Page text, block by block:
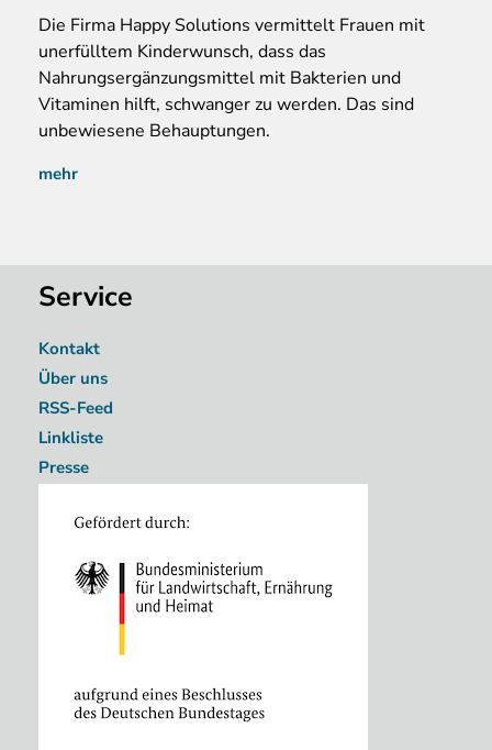
Die Firma Happy Solutions vermittelt Frauen mit
unerfülltem Kinderwunsch, dass das
Nahrungsergänzungsmittel mit Bakterien und
Vitaminen hilft, schwanger zu werden. Das sind
unbewiesene Behauptungen.
mehr
Service
Kontakt
Über uns
RSS-Feed
Linkliste
Presse